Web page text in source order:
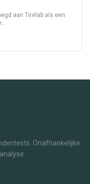
aan Tirelab als een
Onafhankelijke